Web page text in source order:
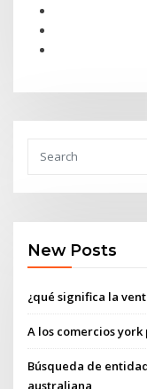
New Posts
¿qué significa la
A los comercios york
Búsqueda de
australiana